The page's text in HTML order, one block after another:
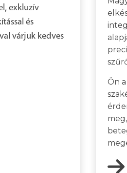
exkluzív
és
várjuk kedves
Ön